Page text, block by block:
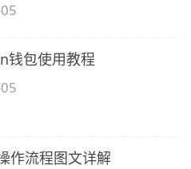
钱包使用教程
作流程图文详解